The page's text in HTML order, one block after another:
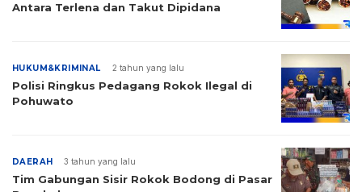
Antara Terlena dan Takut Dipidana
HUKUM&KRIMINAL 2 tahun yang lalu
Polisi Ringkus Pedagang Rokok Ilegal di
Pohuwato
DAERAH 3 tahun yang lalu
Tim Gabungan Sisir Rokok Bodong di Pasar